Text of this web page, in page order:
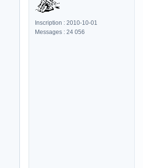
Inscription : 2010-10-01
Messages : 24 056